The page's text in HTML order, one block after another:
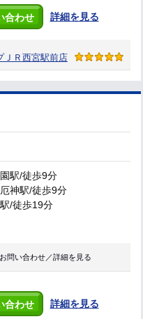
合わせ 詳細を見る
ＪＲ西宮駅前店
駅/徒歩9分
神駅/徒歩9分
/徒歩19分
お問い合わせ／詳細を見る
合わせ 詳細を見る